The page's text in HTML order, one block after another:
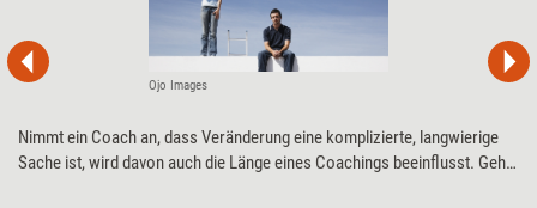
Ojo Images
Nimmt ein Coach an, dass Veränderung eine komplizierte, langwierige
Sache ist, wird davon auch die Länge eines Coachings beeinflusst. Geht